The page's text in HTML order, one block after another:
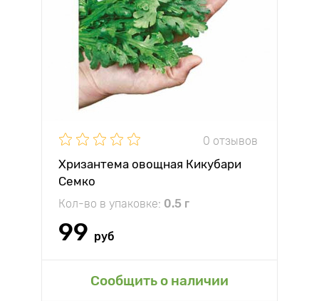
0 отзывов
Хризантема овощная Кикубари
Семко
Кол-во в упаковке: 0.5 г
99 руб
Сообщить о наличии